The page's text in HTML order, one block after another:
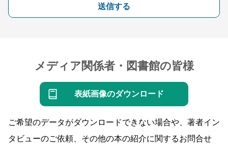
送信する
メディア関係者・図書館の皆様
表紙画像のダウンロード
ご希望のデータがダウンロードできない場合や、著者イン
タビューのご依頼、その他の本の紹介に関するお問合せ